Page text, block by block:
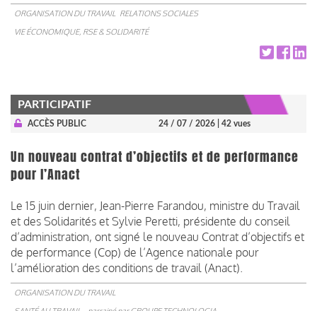
ORGANISATION DU TRAVAIL RELATIONS SOCIALES
VIE ÉCONOMIQUE, RSE & SOLIDARITÉ
PARTICIPATIF
ACCÈS PUBLIC 24 / 07 / 2026 | 42 vues
Un nouveau contrat d’objectifs et de performance
pour l’Anact
Le 15 juin dernier, Jean-Pierre Farandou, ministre du Travail
et des Solidarités et Sylvie Peretti, présidente du conseil
d’administration, ont signé le nouveau Contrat d’objectifs et
de performance (Cop) de l’Agence nationale pour
l’amélioration des conditions de travail (Anact).
ORGANISATION DU TRAVAIL